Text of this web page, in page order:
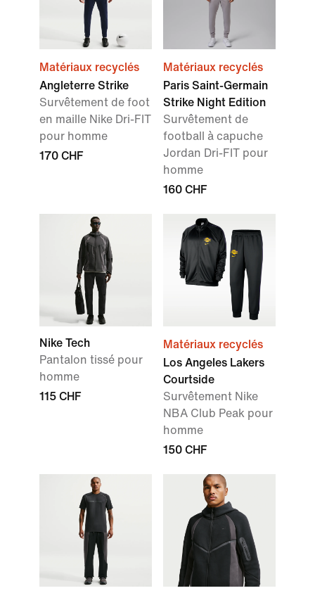
Matériaux recyclés
Angleterre Strike
Survêtement de foot
en maille Nike Dri-FIT
pour homme
170 CHF
Matériaux recyclés
Paris Saint-Germain
Strike Night Edition
Survêtement de
football à capuche
Jordan Dri-FIT pour
homme
160 CHF
Nike Tech
Pantalon tissé pour
homme
115 CHF
Matériaux recyclés
Los Angeles Lakers
Courtside
Survêtement Nike
NBA Club Peak pour
homme
150 CHF